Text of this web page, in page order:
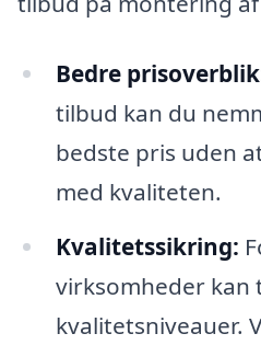
Bedre
tilbud kan du
bedste pris uden
med kvaliteten.
Kvalitetssikring:
virksomheder kan
kvalitetsniveauer.